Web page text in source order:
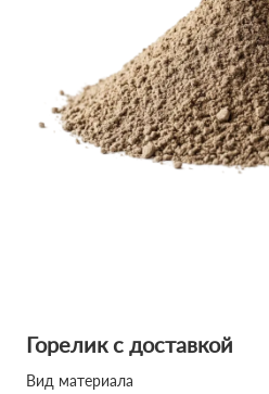
Горелик с доставкой
Вид материала